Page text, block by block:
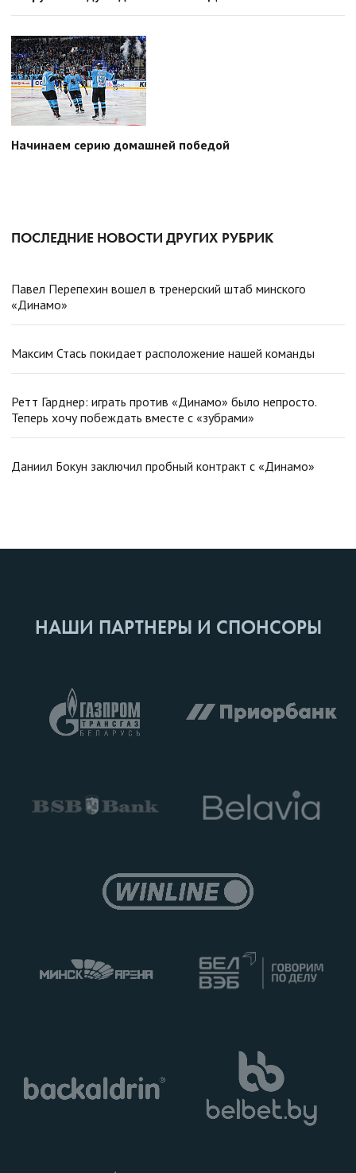
Начинаем серию домашней победой
ПОСЛЕДНИЕ НОВОСТИ ДРУГИХ РУБРИК
Павел Перепехин вошел в тренерский штаб минского
«Динамо»
Максим Стась покидает расположение нашей команды
Ретт Гарднер: играть против «Динамо» было непросто.
Теперь хочу побеждать вместе с «зубрами»
Даниил Бокун заключил пробный контракт с «Динамо»
НАШИ ПАРТНЕРЫ И СПОНСОРЫ